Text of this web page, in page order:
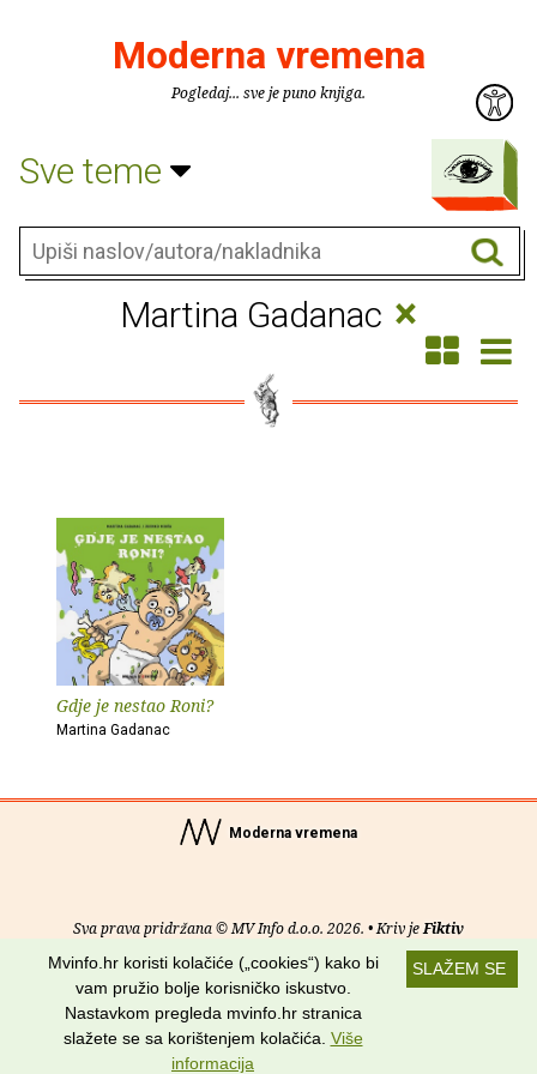
Moderna vremena
Pogledaj... sve je puno knjiga.
Sve teme
Martina Gadanac ×
Gdje je nestao Roni?
Martina Gadanac
Moderna vremena
Sva prava pridržana © MV Info d.o.o. 2026. • Kriv jeFiktiv
Uvjeti korištenja RSS kanali
Potraži nas na:
SLAŽEM SE
Mvinfo.hr koristi kolačiće („cookies“) kako bi
vam pružio bolje korisničko iskustvo.
Nastavkom pregleda mvinfo.hr stranica
slažete se sa korištenjem kolačića. Više
informacija